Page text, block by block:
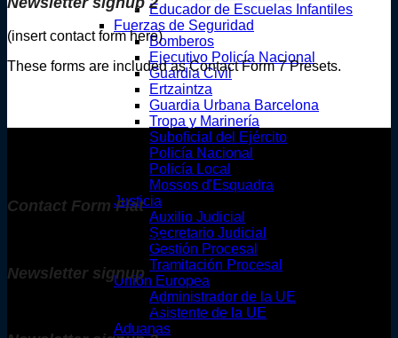
Educador de Escuelas Infantiles
Fuerzas de Seguridad
Bomberos
Ejecutivo Policía Nacional
Guardia Civil
Ertzaintza
Guardia Urbana Barcelona
Tropa y Marinería
Suboficial del Ejército
Policía Nacional
Policía Local
Mossos d'Esquadra
Justicia
Auxilio Judicial
Secretario Judicial
Gestión Procesal
Tramitación Procesal
Unión Europea
Administrador de la UE
Asistente de la UE
Aduanas
(insert contact form here)
These forms are included as Contact Form 7 Presets.
Contact Form Flat
(insert contact form here)
Newsletter signup
(insert contact form here)